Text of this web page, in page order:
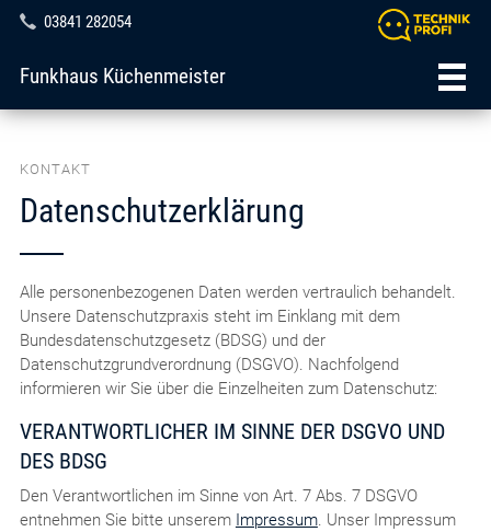
03841 282054
Funkhaus Küchenmeister
KONTAKT
Datenschutzerklärung
Alle personenbezogenen Daten werden vertraulich behandelt.
Unsere Datenschutzpraxis steht im Einklang mit dem
Bundesdatenschutzgesetz (BDSG) und der
Datenschutzgrundverordnung (DSGVO). Nachfolgend
informieren wir Sie über die Einzelheiten zum Datenschutz:
VERANTWORTLICHER IM SINNE DER DSGVO UND
DES BDSG
Den Verantwortlichen im Sinne von Art. 7 Abs. 7 DSGVO
entnehmen Sie bitte unserem Impressum. Unser Impressum